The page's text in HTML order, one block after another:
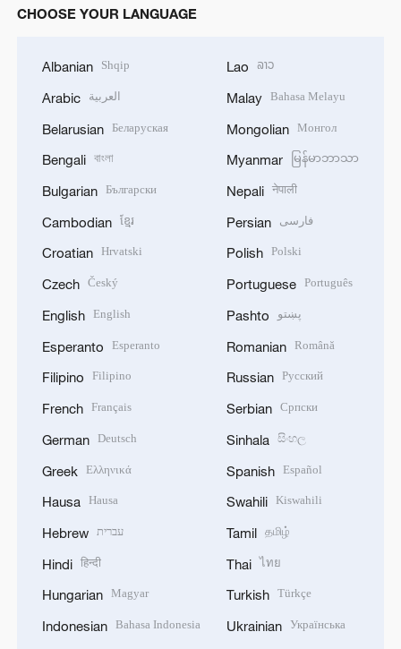
CHOOSE YOUR LANGUAGE
Albanian Shqip
Arabic العربية
Belarusian Беларуская
Bengali বাংলা
Bulgarian Български
Cambodian ខ្មែរ
Croatian Hrvatski
Czech Český
English English
Esperanto Esperanto
Filipino Filipino
French Français
German Deutsch
Greek Ελληνικά
Hausa Hausa
Hebrew עברית
Hindi हिन्दी
Hungarian Magyar
Indonesian Bahasa Indonesia
Lao ລາວ
Malay Bahasa Melayu
Mongolian Монгол
Myanmar မြန်မာဘာသာ
Nepali नेपाली
Persian فارسی
Polish Polski
Portuguese Português
Pashto پښتو
Romanian Română
Russian Русский
Serbian Српски
Sinhala සිංහල
Spanish Español
Swahili Kiswahili
Tamil தமிழ்
Thai ไทย
Turkish Türkçe
Ukrainian Українська